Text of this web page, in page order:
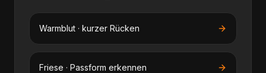
Warmblut · kurzer Rücken
Friese · Passform erkennen